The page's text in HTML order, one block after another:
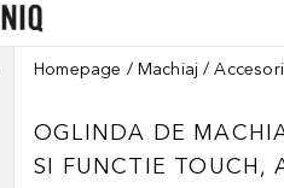
Homepage Machiaj
OGLINDA DE
SI FUNCTIE TOUCH,